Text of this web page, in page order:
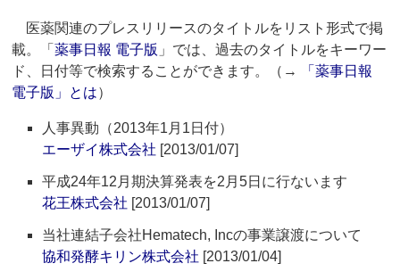
医薬関連のプレスリリースのタイトルをリスト形式で掲
載。「薬事日報 電子版 」では、過去のタイトルをキーワー
ド、日付等で検索することができます。（→
「薬事日報
電子版」とは）
人事異動（2013年1月1日付）
エーザイ株式会社 [2013/01/07]
平成24年12月期決算発表を2月5日に行ないます
花王株式会社 [2013/01/07]
当社連結子会社Hematech, Incの事業譲渡について
協和発酵キリン株式会社 [2013/01/04]